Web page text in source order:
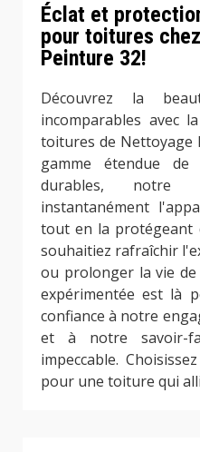
Éclat et
pour toitures
Peinture 32!
Découvrez la
incomparables avec
toitures de Nettoyage
gamme étendue
durables, notre
instantanément
tout en la protégeant
souhaitiez rafraîchir
ou prolonger la vie
expérimentée est là
confiance à notre
et à notre savoir-
impeccable.
pour une toiture qui